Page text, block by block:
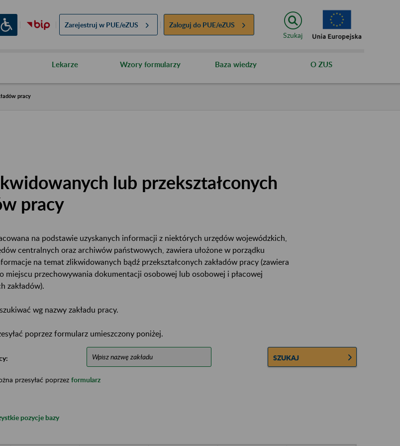
Zarejestruj w PUE/eZUS Zaloguj do PUE/eZUS
Szukaj
Lekarze Wzory formularzy Baza wiedzy O ZUS
pracy
lub przekształconych
pracy
na podstawie uzyskanych informacji z niektórych urzędów wojewódzkich,
centralnych oraz archiwów państwowych, zawiera ułożone w porządku
na temat zlikwidowanych bądź przekształconych zakładów pracy (zawiera
miejscu przechowywania dokumentacji osobowej lub osobowej i płacowej
zakładów).
wg nazwy zakładu pracy.
poprzez formularz umieszczony poniżej.
SZUKAJ
przesyłać poprzez formularz
pozycje bazy